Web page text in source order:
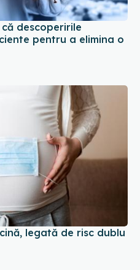
descoperirile
pentru a elimina o
legată de risc dublu